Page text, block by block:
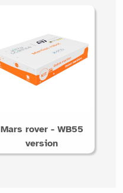
Mars rover - WB55
version